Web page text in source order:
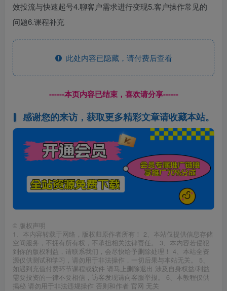
效投流与快速起号4.聊客户需求进行变现5.客户操作常见的
问题6.课程补充
此处内容已隐藏，请付费后查看
------本页内容已结束，喜欢请分享------
感谢您的来访，获取更多精彩文章请收藏本站。
© 版权声明
1、本内容转载于网络，版权归原作者所有！ 2、本站仅提供信息存储
空间服务，不拥有所有权，不承担相关法律责任。 3、本内容若侵犯
到你的版权利益，请联系我们，会尽快给予删除处理！ 4、本站全资
源仅供测试和学习，请勿用于非法操作，一切后果与本站无关。 5、
如遇到充值付费环节课程或软件 请马上删除退出 涉及自身权益/利益
需要投资的一律不要相信，访客发现请向客服举报。 6、本教程仅供
揭秘 请勿用于非法违规操作 否则和作者 官网 无关